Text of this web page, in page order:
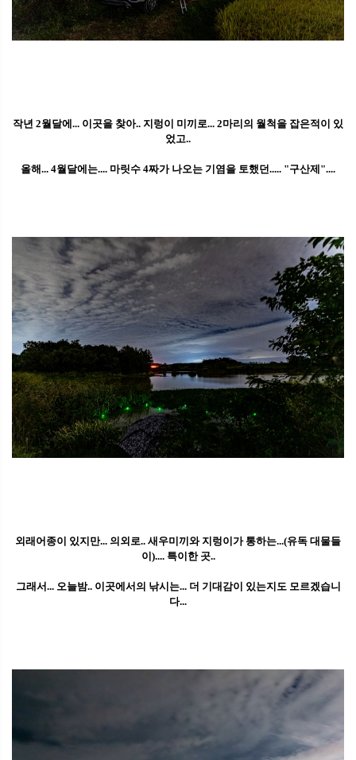
작년 2월달에... 이곳을 찾아.. 지렁이 미끼로... 2마리의 월척을 잡은적이 있
었고..
올해... 4월달에는.... 마릿수 4짜가 나오는 기염을 토했던..... "구산제"....
외래어종이 있지만... 의외로.. 새우미끼와 지렁이가 통하는...(유독 대물들
이).... 특이한 곳..
그래서... 오늘밤.. 이곳에서의 낚시는... 더 기대감이 있는지도 모르겠습니
다...